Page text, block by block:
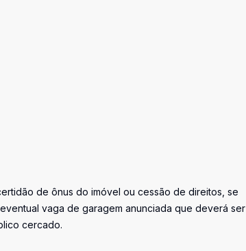
de ônus do imóvel ou cessão de direitos, se
vaga de garagem anunciada que deverá ser
cercado.